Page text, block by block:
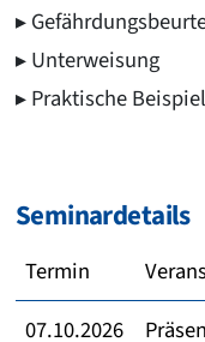
Unterweisung
Praktische
Seminardetails
Termin
07.10.2026